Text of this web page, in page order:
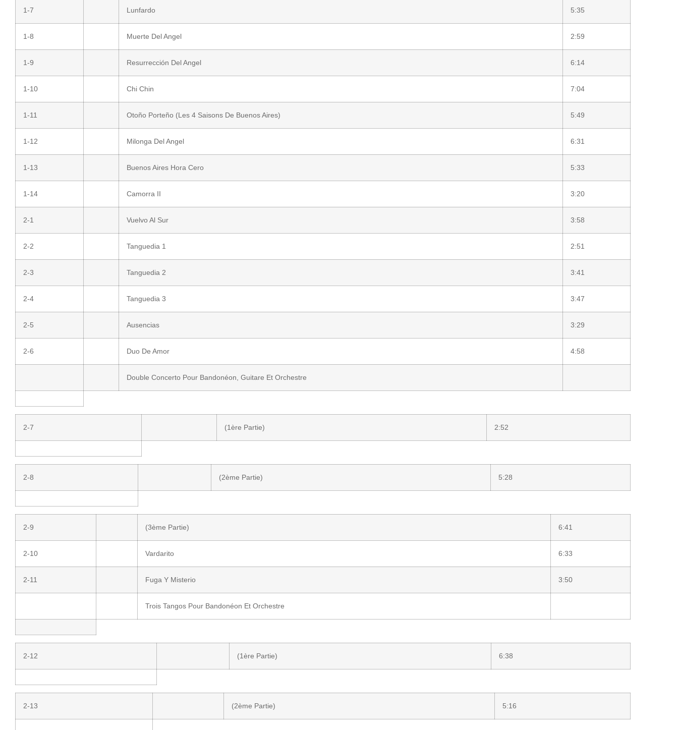
1-7 Lunfardo 5:35
1-8 Muerte Del Angel 2:59
1-9 Resurrección Del Angel 6:14
1-10 Chi Chin 7:04
1-11 Otoño Porteño (Les 4 Saisons De Buenos Aires) 5:49
1-12 Milonga Del Angel 6:31
1-13 Buenos Aires Hora Cero 5:33
1-14 Camorra II 3:20
2-1 Vuelvo Al Sur 3:58
2-2 Tanguedia 1 2:51
2-3 Tanguedia 2 3:41
2-4 Tanguedia 3 3:47
2-5 Ausencias 3:29
2-6 Duo De Amor 4:58
Double Concerto Pour Bandonéon, Guitare Et Orchestre
2-7 (1ère Partie) 2:52
2-8 (2ème Partie) 5:28
2-9 (3ème Partie) 6:41
2-10 Vardarito 6:33
2-11 Fuga Y Misterio 3:50
Trois Tangos Pour Bandonéon Et Orchestre
2-12 (1ère Partie) 6:38
2-13 (2ème Partie) 5:16